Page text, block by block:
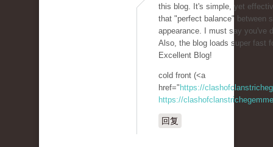
this blog. It's simple, yet
that "perfect balance" between
appearance. I must say you've
Also, the blog loads super fast
Excellent Blog!
cold front (<a
href=" https://
https://
回复